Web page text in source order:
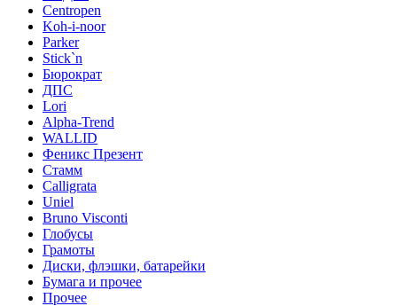
Centropen
Koh-i-noor
Parker
Stick`n
Бюрократ
ДПС
Lori
Alpha-Trend
WALLID
Феникс Презент
Стамм
Calligrata
Uniel
Bruno Visconti
Глобусы
Грамоты
Диски, флэшки, батарейки
Бумага и прочее
Прочее